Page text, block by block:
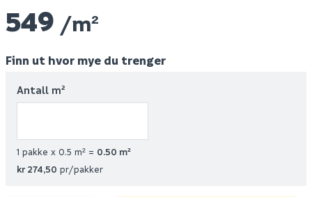
549 /m²
Finn ut hvor mye du trenger
Antall m²
1 pakke x 0.5 m² = 0.50 m²
kr 274,50 pr/pakker